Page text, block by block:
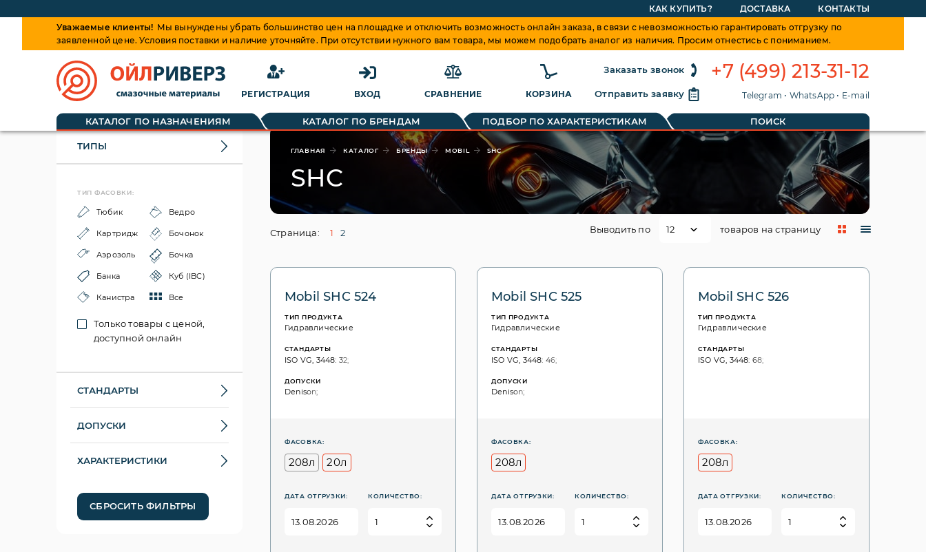
КАК КУПИТЬ? ДОСТАВКА
КОНТАКТЫ
Уважаемые клиенты! Мы вынуждены убрать большинство цен на площадке и отключить возможность онлайн заказа, в связи с невозможностью гарантировать отгрузку по
заявленной цене. Условия поставки и наличие уточняйте. При отсутствии нужного вам товара, мы можем подобрать аналог из наличия. Просим отнестись с пониманием.
РЕГИСТРАЦИЯ ВХОД СРАВНЕНИЕ КОРЗИНА
Заказать звонок
Отправить заявку
+7 (499) 213-31-12
Telegram • WhatsApp • E-mail
ПОИСК
ПОДБОР ПО ХАРАКТЕРИСТИКАМ
КАТАЛОГ ПО БРЕНДАМ
КАТАЛОГ ПО НАЗНАЧЕНИЯМ
ТИПЫ
ТИП ФАСОВКИ:
Тюбик Ведро
Картридж Бочонок
Аэрозоль Бочка
Банка Куб (IBC)
Канистра Все
Только товары с ценой,
доступной онлайн
СТАНДАРТЫ
ДОПУСКИ
ХАРАКТЕРИСТИКИ
СБРОСИТЬ ФИЛЬТРЫ
ГЛАВНАЯ КАТАЛОГ БРЕНДЫ MOBIL SHC
SHC
Страница: 1 2 Выводить по товаров на страницу
Mobil SHC 524
ТИП ПРОДУКТА
Гидравлические
СТАНДАРТЫ
ISO VG, 3448: 32;
ДОПУСКИ
Denison;
ФАСОВКА:
208л 20л
ДАТА ОТГРУЗКИ: КОЛИЧЕСТВО:
Mobil SHC 525
ТИП ПРОДУКТА
Гидравлические
СТАНДАРТЫ
ISO VG, 3448: 46;
ДОПУСКИ
Denison;
ФАСОВКА:
208л
ДАТА ОТГРУЗКИ: КОЛИЧЕСТВО:
Mobil SHC 526
ТИП ПРОДУКТА
Гидравлические
СТАНДАРТЫ
ISO VG, 3448: 68;
ФАСОВКА:
208л
ДАТА ОТГРУЗКИ: КОЛИЧЕСТВО: